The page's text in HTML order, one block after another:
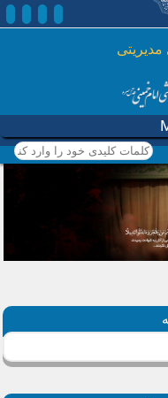
کلمات کلیدی خود را وارد
کنید